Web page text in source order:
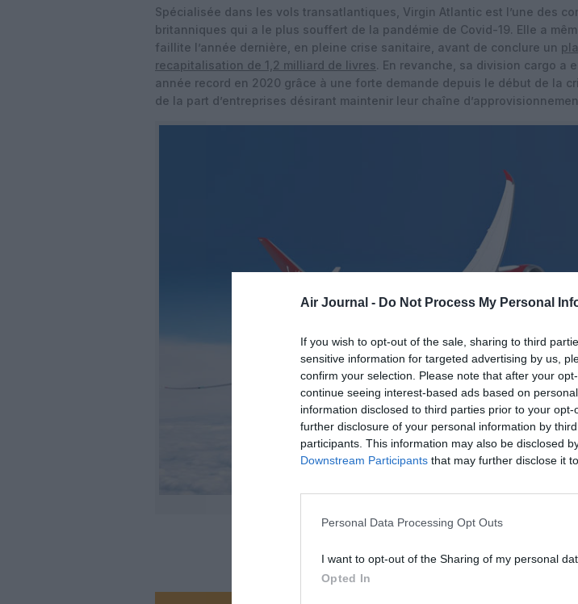
Air Journal - Do Not Process My Personal
If you wish to opt-out of the sale, sharing to third
sensitive information for targeted advertising by us,
confirm your selection. Please note that after your
continue seeing interest-based ads based on
information disclosed to third parties prior to your
further disclosure of your personal information by
participants. This information may also be disclosed
Downstream Participants that may further disclose it
Personal Data Processing Opt Outs
I want to opt-out of the Sharing of my personal
Opted In
Spécialisée dans les vols transatlantiques, Virgin Atlantic est l’une des
britanniques qui a le plus souffert de la pandémie de Covid-19. Elle a
faillite l’année dernière, en pleine crise sanitaire, avant de conclure un
recapitalisation de 1,2 milliard de livres. En revanche, sa division cargo a
année record en 2020 grâce à une forte demande depuis le début de la
de la part d’entreprises désirant maintenir leur chaîne